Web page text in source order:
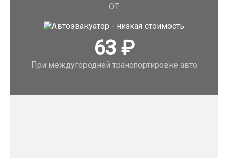
ОТ
63₽
При междугородней транспортировке авто